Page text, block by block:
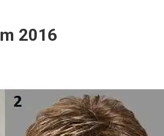
2016